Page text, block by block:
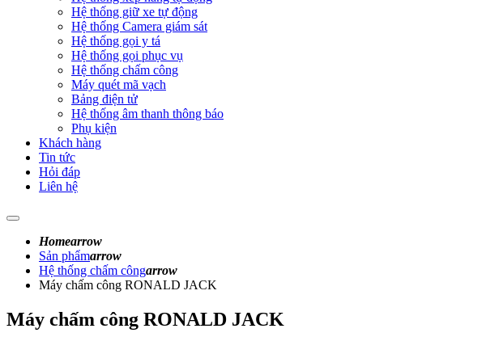
Hệ thống giữ xe tự động
Hệ thống Camera giám sát
Hệ thống gọi y tá
Hệ thống gọi phục vụ
Hệ thống chấm công
Máy quét mã vạch
Bảng điện tử
Hệ thống âm thanh thông báo
Phụ kiện
Khách hàng
Tin tức
Hỏi đáp
Liên hệ
Homearrow
Sản phẩmarrow
Hệ thống chấm côngarrow
Máy chấm công RONALD JACK
Máy chấm công RONALD JACK